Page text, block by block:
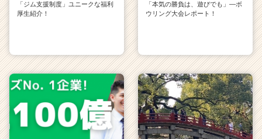
「ジム支援制度」ユニークな福利
厚生紹介！
「本気の勝負は、遊びでも」—ボ
ウリング大会レポート！